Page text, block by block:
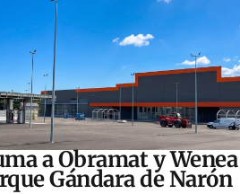
a Obramat y
Gándara de Narón